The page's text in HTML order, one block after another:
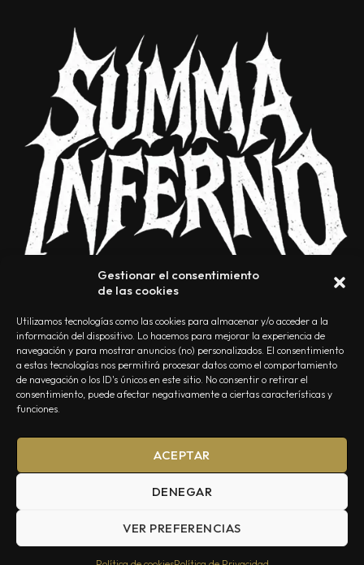
Gestionar el consentimiento
de las cookies
Utilizamos tecnologías como las cookies para almacenar y/o acceder a la
información del dispositivo. Lo hacemos para mejorar la experiencia de
navegación y para mostrar anuncios (no) personalizados. El consentimiento
a estas tecnologías nos permitirá procesar datos como el comportamiento
de navegación o los ID's únicos en este sitio. No consentir o retirar el
consentimiento, puede afectar negativamente a ciertas características y
funciones.
ACEPTAR
DENEGAR
VER PREFERENCIAS
NOSOTROS CONTACTO EDITORIAL POLÍTICA DE PRIVACIDAD
Summa Inferno — Todos los Derechos Reservados © 2026